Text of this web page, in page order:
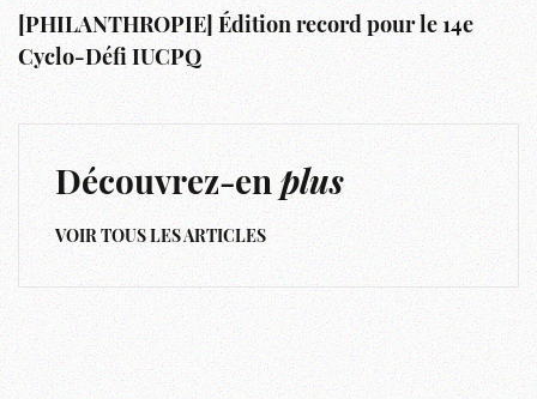
[PHILANTHROPIE] Édition record pour le 14e
Cyclo-Défi IUCPQ
Découvrez-enplus
VOIR TOUS LES ARTICLES